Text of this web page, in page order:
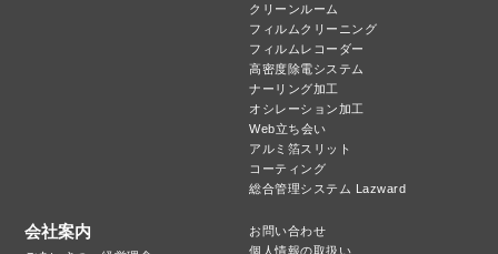
クリーンルーム
フィルムクリーニング
フィルムレコーダー
高密度除電システム
ナーリング加工
オシレーション加工
Web立ち会い
アルミ箔スリット
コーティング
総合管理システム Lazward
会社案内
お問い合わせ
個人情報の取扱い